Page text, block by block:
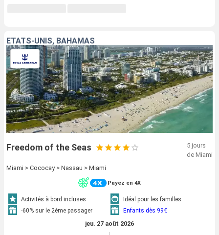
ÉTATS-UNIS, BAHAMAS
Freedom of the Seas
5 jours
de Miami
Miami > Cococay > Nassau > Miami
Payez en 4X
Activités à bord incluses
Idéal pour les familles
-60% sur le 2ème passager
Enfants dès 99€
jeu. 27 août 2026